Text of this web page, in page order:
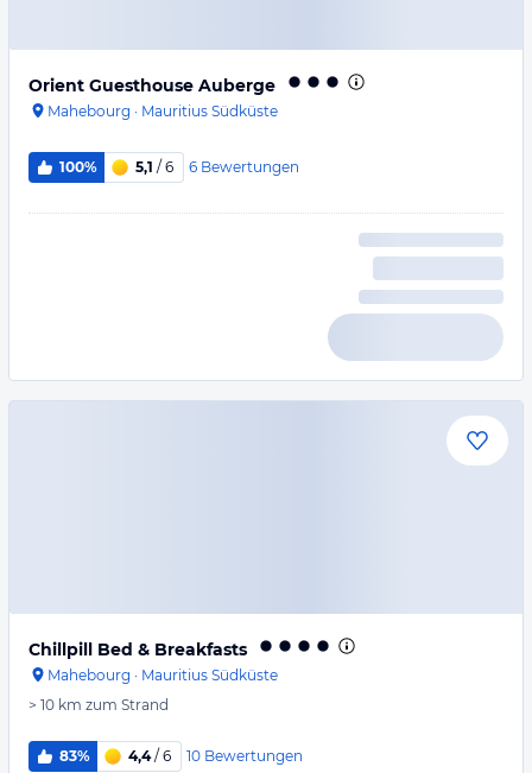
Orient Guesthouse Auberge
Mahebourg · Mauritius Südküste
100% 5,1 / 6 6 Bewertungen
Chillpill Bed & Breakfasts
Mahebourg · Mauritius Südküste
> 10 km zum Strand
83% 4,4/ 6 10 Bewertungen